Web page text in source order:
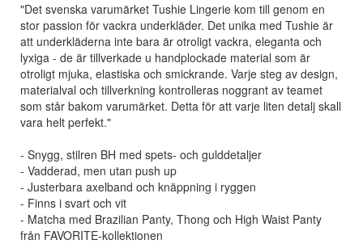
"Det svenska varumärket Tushie Lingerie kom till genom en
stor passion för vackra underkläder. Det unika med Tushie är
att underkläderna inte bara är otroligt vackra, eleganta och
lyxiga - de är tillverkade u handplockade material som är
otroligt mjuka, elastiska och smickrande. Varje steg av design,
materialval och tillverkning kontrolleras noggrant av teamet
som står bakom varumärket. Detta för att varje liten detalj skall
vara helt perfekt."
- Snygg, stilren BH med spets- och gulddetaljer
- Vadderad, men utan push up
- Justerbara axelband och knäppning i ryggen
- Finns i svart och vit
- Matcha med Brazilian Panty, Thong och High Waist Panty
från FAVORITE-kollektionen